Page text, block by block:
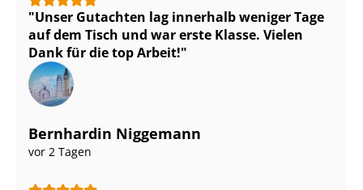
Unser Gutachten lag innerhalb weniger Tage
auf dem Tisch und war erste Klasse. Vielen
Dank für die top Arbeit!
Bernhardin Niggemann
vor 2 Tagen